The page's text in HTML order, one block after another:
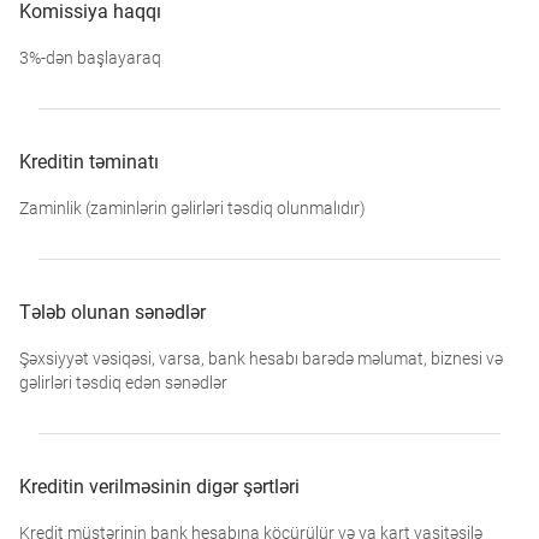
Komissiya haqqı
3%-dən başlayaraq
Kreditin təminatı
Zaminlik (zaminlərin gəlirləri təsdiq olunmalıdır)
Tələb olunan sənədlər
Şəxsiyyət vəsiqəsi, varsa, bank hesabı barədə məlumat, biznesi və
gəlirləri təsdiq edən sənədlər
Kreditin verilməsinin digər şərtləri
Kredit müştərinin bank hesabına köçürülür və ya kart vasitəsilə